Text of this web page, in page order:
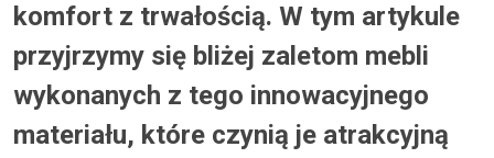
komfort z trwałością. W tym artykule
przyjrzymy się bliżej zaletom mebli
wykonanych z tego innowacyjnego
materiału, które czynią je atrakcyjną